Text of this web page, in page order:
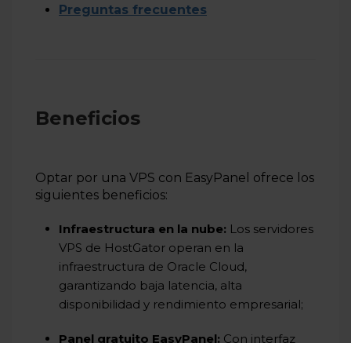
Preguntas frecuentes
Beneficios
Optar por una VPS con EasyPanel ofrece los
siguientes beneficios:
Infraestructura en la nube: Los servidores
VPS de HostGator operan en la
infraestructura de Oracle Cloud,
garantizando baja latencia, alta
disponibilidad y rendimiento empresarial;
Panel gratuito EasyPanel: Con interfaz